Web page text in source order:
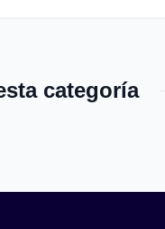
categoría